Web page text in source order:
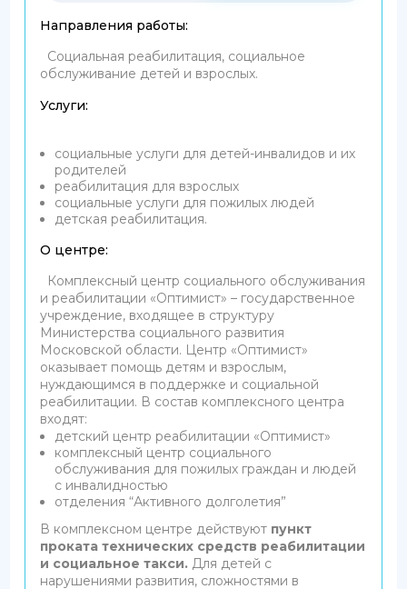
Направления работы:
Социальная реабилитация, социальное
обслуживание детей и взрослых.
Услуги:
социальные услуги для детей-инвалидов и их
родителей
реабилитация для взрослых
социальные услуги для пожилых людей
детская реабилитация.
О центре:
Комплексный центр социального обслуживания
и реабилитации «Оптимист» – государственное
учреждение, входящее в структуру
Министерства социального развития
Московской области. Центр «Оптимист»
оказывает помощь детям и взрослым,
нуждающимся в поддержке и социальной
реабилитации. В состав комплексного центра
входят:
детский центр реабилитации «Оптимист»
комплексный центр социального
обслуживания для пожилых граждан и людей
с инвалидностью
отделения “Активного долголетия”
В комплексном центре действуют пункт
проката технических средств реабилитации
и социальное такси. Для детей с
нарушениями развития, сложностями в